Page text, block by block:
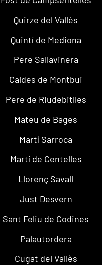
Quirze del Vallès
Quintí de Mediona
Pere Sallavinera
Caldes de Montbui
Pere de Riudebitlles
Mateu de Bages
Martí Sarroca
Martí de Centelles
Llorenç Savall
Just Desvern
Sant Feliu de Codines
Palautordera
Cugat del Vallès